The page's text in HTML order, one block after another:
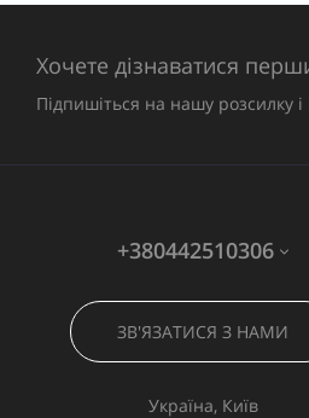
Хочете дізнаватися
Підпишіться на нашу розсилку
+380442510306
ЗВ'ЯЗАТИСЯ З НАМИ
Україна, Київ